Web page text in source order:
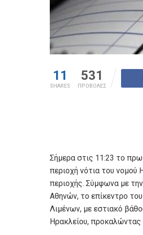
11
SHARES
531
ΠΡΟΒΟΛΕΣ
Σήμερα στις 11:23 το
περιοχή νότια του
περιοχής. Σύμφωνα με
Αθηνών, το επίκεντρο
Λιμένων, με εστιακό
Ηρακλείου, προκαλώντας